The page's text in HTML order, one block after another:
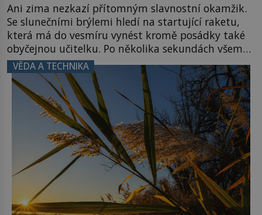
Ani zima nezkazí přítomným slavnostní okamžik.
Se slunečními brýlemi hledí na startující raketu,
která má do vesmíru vynést kromě posádky také
obyčejnou učitelku. Po několika sekundách všem
ztuhnou úsměvy, stroj totiž exploduje. Jejich
konstrukce není z levného kraje, daňové
poplatníky stojí miliardy dolarů. Na druhou stranu
zvládnou jen představitelné věci. Na malé kousky
Název: Columbia První […]
VĚDA A TECHNIKA